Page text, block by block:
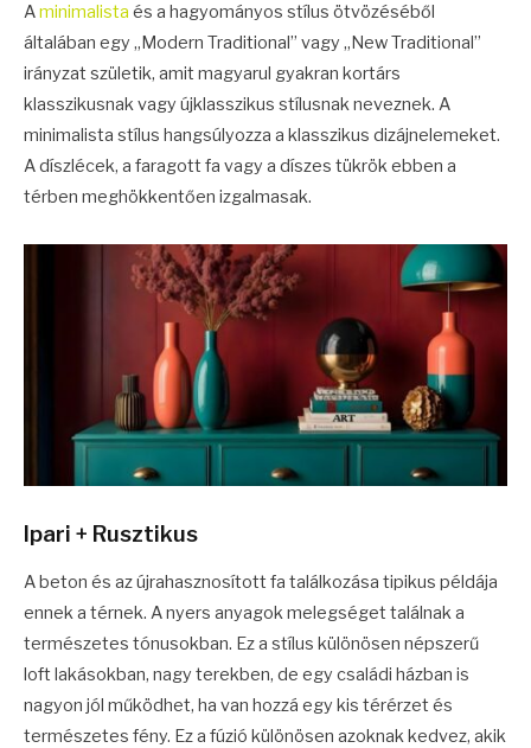
Aminimalista és a hagyományos stílus ötvözéséből
általában egy „Modern Traditional” vagy „New Traditional”
irányzat születik, amit magyarul gyakran kortárs
klasszikusnak vagy újklasszikus stílusnak neveznek. A
minimalista stílus hangsúlyozza a klasszikus dizájnelemeket.
A díszlécek, a faragott fa vagy a díszes tükrök ebben a
térben meghökkentően izgalmasak.
Ipari + Rusztikus
A beton és az újrahasznosított fa találkozása tipikus példája
ennek a térnek. A nyers anyagok melegséget találnak a
természetes tónusokban. Ez a stílus különösen népszerű
loft lakásokban, nagy terekben, de egy családi házban is
nagyon jól működhet, ha van hozzá egy kis térérzet és
természetes fény. Ez a fúzió különösen azoknak kedvez, akik